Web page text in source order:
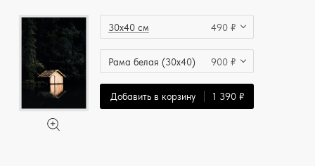
30x40 см 490 ₽
Рама белая (30x40) 900 ₽
Добавить в корзину 1 390 ₽